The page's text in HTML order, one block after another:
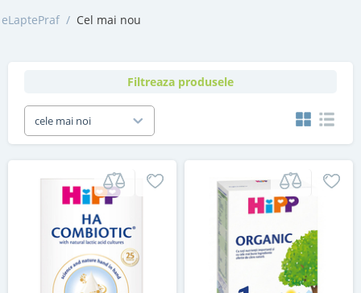
eLaptePraf / Cel mai nou
Filtreaza produsele
cele mai noi